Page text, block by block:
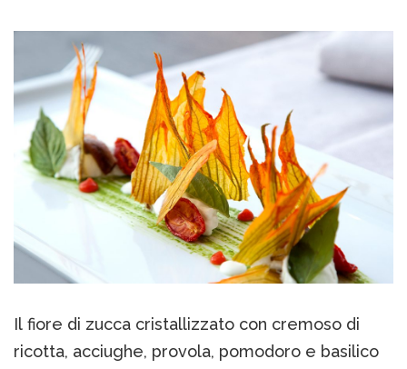
Il fiore di zucca cristallizzato con cremoso di
ricotta, acciughe, provola, pomodoro e basilico